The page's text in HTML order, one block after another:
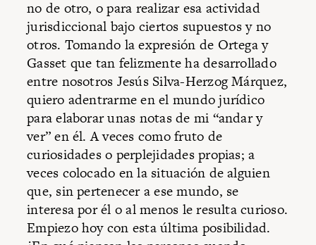
no de otro, o para realizar esa actividad
jurisdiccional bajo ciertos supuestos y no
otros. Tomando la expresión de Ortega y
Gasset que tan felizmente ha desarrollado
entre nosotros Jesús Silva-Herzog Márquez,
quiero adentrarme en el mundo jurídico
para elaborar unas notas de mi “andar y
ver” en él. A veces como fruto de
curiosidades o perplejidades propias; a
veces colocado en la situación de alguien
que, sin pertenecer a ese mundo, se
interesa por él o al menos le resulta curioso.
Empiezo hoy con esta última posibilidad.